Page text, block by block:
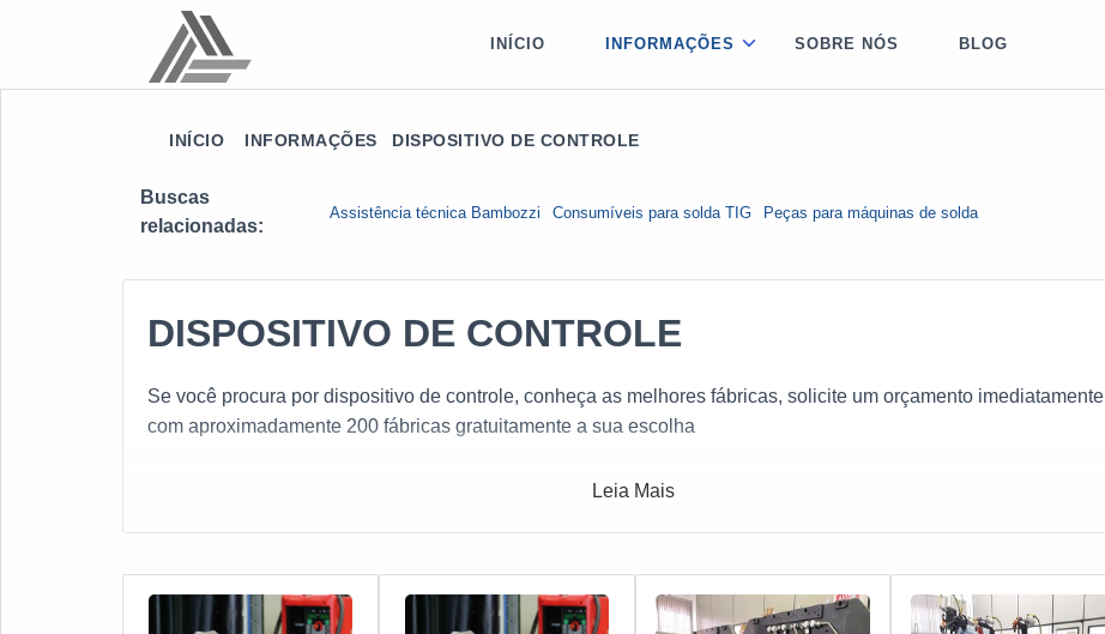
INÍCIO INFORMAÇÕES SOBRE NÓS BLOG
INÍCIO INFORMAÇÕES DISPOSITIVO DE CONTROLE
Buscas
relacionadas:
Assistência técnica Bambozzi Consumíveis para solda TIG Peças para máquinas de solda
DISPOSITIVO DE CONTROLE
Se você procura por dispositivo de controle, conheça as melhores fábricas, solicite um orçamento imediatamente
com aproximadamente 200 fábricas gratuitamente a sua escolha
Leia Mais